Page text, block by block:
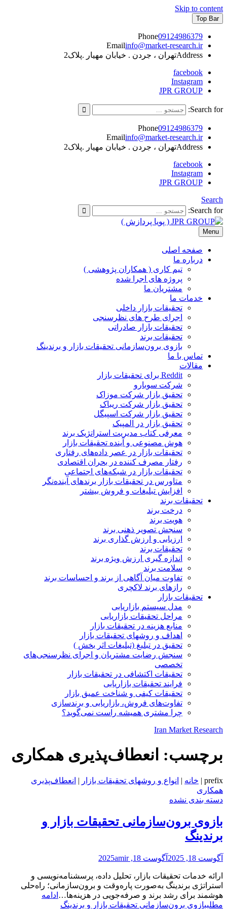
Skip to content
Top Bar
Phone09124986379
Emailinfo@market-research.ir
Addressتهران ، جردن . خیابان مهیار .پلاک2
facebook
Instagram
JPR GROUP
Search for:
Phone09124986379
Emailinfo@market-research.ir
Addressتهران ، جردن . خیابان مهیار .پلاک2
facebook
Instagram
JPR GROUP
Search
Search for:
JPR GROUP ( پویا پردازش )
تحقیقات بازار و برند
Menu
صفحه اصلی
درباره ما
تیم کاری ( همکاران پژوهشی )
پروژه های اجرا شده
مشتریان ما
خدمات ما
تحقیقات بازار داخلی
اجرای طرح های نظرسنجی
تحقیقات بازار صادراتی
تحقیقات برند
بازوی برون‌سازمانی تحقیقات بازار و برندینگ
تماس با ما
مقالات
Reddit برای تحقیقات بازار
شرکت سوبارو
تحقیق بازار شرکت موزاک
تحقیق بازار شرکت ریباک
تحقیق بازار شرکت اسپیگل
تحقیق بازار در المپیک
معرفی کتاب مدیریت استراتژیک برند
هوش مصنوعی و آینده تحقیقات بازار
تحقیقات بازار در عصر داده‌های رفتاری
رفتار مصرف کننده در بحران اقتصادی
تحقیقات بازار در شبکه‌های اجتماعی
متاورس در تحقیقات بازار برندهای آینده‌نگر
افزایش تبلیغات و فروش بیشتر
تحقیقات برند
درخت برند
هویت برند
سنجش تصویر ذهنی برند
ارزیابی و ارزش گذاری برند
تحقیقات برند
اندازه گیری ارزش ویژه برند
سلامت برند
تفاوت میان آگاهی از برند و احساسات برند
رازهای برند لاکچری
تحقیقات بازار
مدل سیستم بازاریابی
مراحل تحقیقات بازاریابی
منابع هزینه در تحقیقات بازار
اهداف و روشهای تحقیقات بازار
تحقیق در تبلیغ (تبلیغات اثر بخش )
سنجش رضایت مشتریان و اجرای نظرسنجی‌های
تخصصی
تحقیقات اکتشافی در تحقیقات بازار
فرایند تحقیقات بازاریابی
تحقیقات کیفی و شناخت عمیق بازار
تفاوت‌های فروش، بازاریابی و برندسازی
چرا مشتری همیشه راست نمی‌گوید؟
Iran Market Research
برچسب: انعطاف‌پذیری همکاری
prefix
| خانه | انواع و روشهای تحقیقات بازار | انعطاف‌پذیری
همکاری
دسته بندی نشده
بازوی برون‌سازمانی تحقیقات بازار و
برندینگ
آگوست 18, 2025 آگوست 18, 2025 amir
ارائه خدمات تحقیقات بازار، تحلیل داده، پرسشنامه‌نویسی و
استراتژی برندینگ به‌صورت پاره‌وقت و برون‌سازمانی؛ راه‌حلی
هوشمند برای رشد برند و صرفه‌جویی در هزینه‌ها… ادامه
مطلببازوی برون‌سازمانی تحقیقات بازار و برندینگ